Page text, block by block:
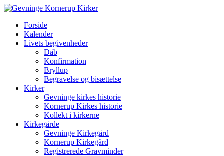
Forside
Kalender
Livets begivenheder
Dåb
Konfirmation
Bryllup
Begravelse og bisættelse
Kirker
Gevninge kirkes historie
Kornerup Kirkes historie
Kollekt i kirkerne
Kirkegårde
Gevninge Kirkegård
Kornerup Kirkegård
Registrerede Gravminder